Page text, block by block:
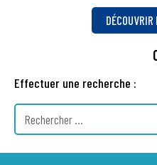
DÉCOUVRIR
Effectuer une recherche :